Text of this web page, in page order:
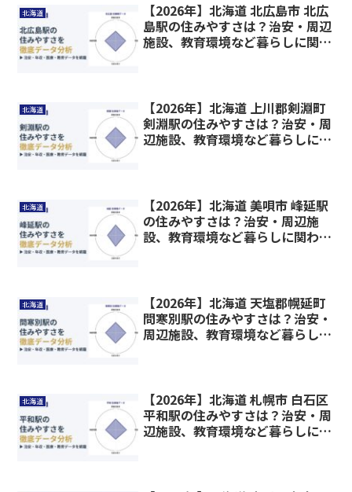
北海道
【2026年】北海道 北広島市 北広
島駅の住みやすさは？治安・周辺
施設、教育環境など暮らしに関わ
北海道
【2026年】北海道 上川郡剣淵町
剣淵駅の住みやすさは？治安・周
辺施設、教育環境など暮らしに関
北海道
【2026年】北海道 美唄市 峰延駅
の住みやすさは？治安・周辺施
設、教育環境など暮らしに関わる
北海道
【2026年】北海道 天塩郡幌延町
問寒別駅の住みやすさは？治安・
周辺施設、教育環境など暮らしに
北海道
【2026年】北海道 札幌市 白石区
平和駅の住みやすさは？治安・周
辺施設、教育環境など暮らしに関